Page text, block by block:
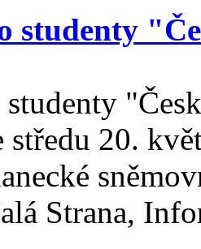
studenty
studenty
středu 20.
Strana,